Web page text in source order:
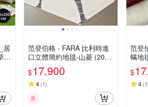
居
皮
范登伯格 - FARA 比利時進
口立體簡約地毯-山菱 (200
x 290cm)
$17,900
4(1)
券
范登
螨地
00cm)
$
4(1